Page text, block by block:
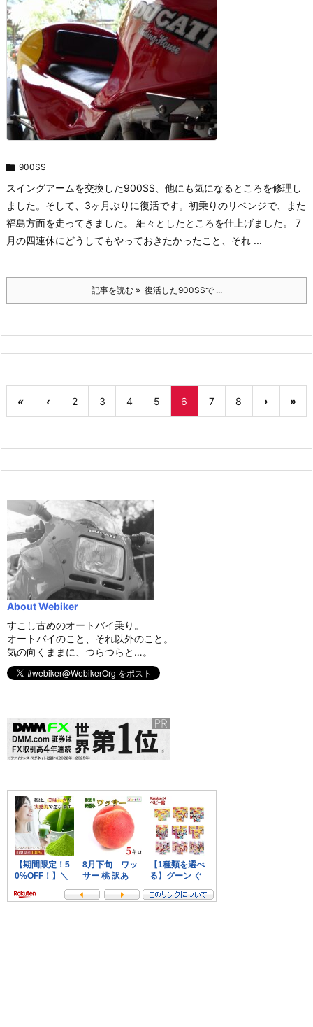
 900SS
スイングアームを交換した900SS、他にも気になるところを修理し
ました。そして、3ヶ月ぶりに復活です。初乗りのリベンジで、また
福島方面を走ってきました。 細々としたところを仕上げました。 7
月の四連休にどうしてもやっておきたかったこと、それ ...
記事を読む 復活した900SSで ...
« ‹ 2 3 4 5 6 7 8 › »
About Webiker
すこし古めのオートバイ乗り。
オートバイのこと、それ以外のこと。
気の向くままに、つらつらと…。